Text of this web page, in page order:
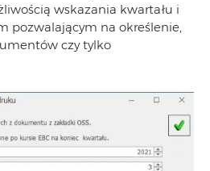
wskazania kwartału i
pozwalającym na określenie,
czy tylko